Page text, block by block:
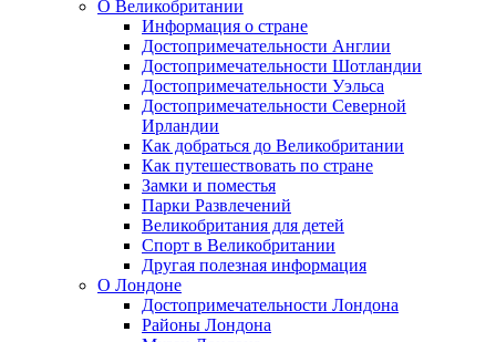
О Великобритании
Информация о стране
Достопримечательности Англии
Достопримечательности Шотландии
Достопримечательности Уэльса
Достопримечательности Северной
Ирландии
Как добраться до Великобритании
Как путешествовать по стране
Замки и поместья
Парки Развлечений
Великобритания для детей
Спорт в Великобритании
Другая полезная информация
О Лондоне
Достопримечательности Лондона
Районы Лондона